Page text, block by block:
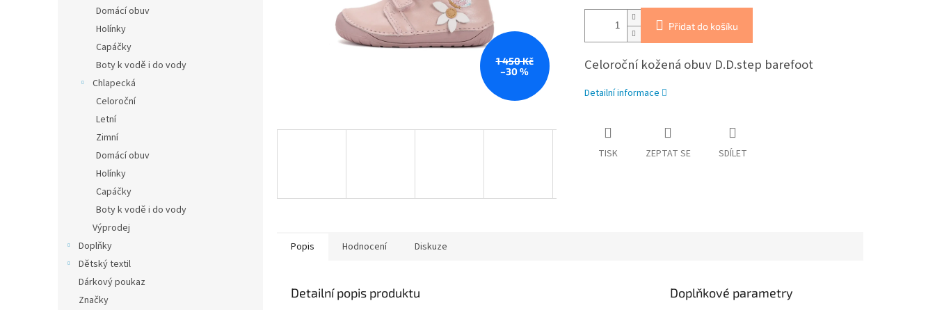
Domácí obuv
Holínky
Capáčky
Boty k vodě i do vody
Chlapecká
Celoroční
Letní
Zimní
Domácí obuv
Holínky
Capáčky
Boty k vodě i do vody
Výprodej
Doplňky
Dětský textil
Dárkový poukaz
Značky
1 450 Kč
–30 %
Přidat do košíku
Celoroční kožená obuv D.D.step barefoot
Detailní informace
TISK ZEPTAT SE SDÍLET
Popis Hodnocení Diskuze
Detailní popis produktu Doplňkové parametry